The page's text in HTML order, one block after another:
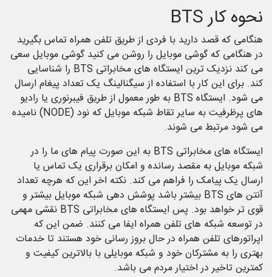
نحوه کار BTS
هنگامی که قصد دارید با فردی از طریق تلفن همراه تماس بگیرید
در هنگامی که گوشی موبایل را روشن می کنید گوشی موبایل سعی
می کند نزدیک ترین ایستگاه های مخابراتی BTS را شناسایی
کند. برای این کار با استفاده از سیگنالینگ یک تعداد پیغام ارسال
می شود. ایستگاه BTS به طور معمول از طریق فیبرنوری یا رادیو
های پرظرفیت به سایر تقاط شبکه موبایل که نود (NODE) نامیده
می شود مرتبط می شوند.
ایستگاه های مخابراتی BTS به این صورت پیام های ما را در
شبکه موبایل به مقصد رسانده و امکان برقراری یک تماس یا
ارسال یک پیامک را فراهم می کند. نکته اخر این که هرچه تعداد
آنتن های BTS بیشتر باشد پوشش دهی شبکه موبایل بیشتر و
قوی تر خواهد بود‌. پس ایستگاه های مخابراتی BTS نقشی مهمی
در توسعه شبکه های تلفن همراه ایفا می کنند. ضمن این که
اپراتورهای تلفن همراه در حال بروز رسانی خود هستند تا خدمات
بهتری را به مشترکان خود و شبکه موبایلی با بالاترین کیفیت و
کمترین تاخیر در اختیار مردم می باشد.